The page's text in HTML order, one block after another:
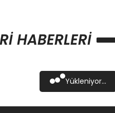
HABERLERI
Yükleniyor...